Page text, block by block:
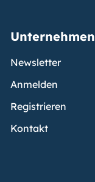
Unternehmen
Newsletter
Anmelden
Registrieren
Kontakt